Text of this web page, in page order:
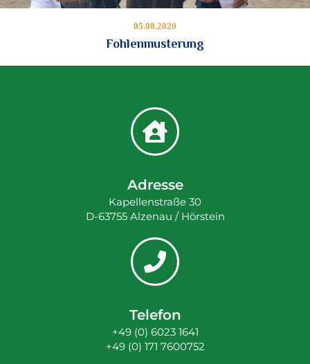
05.08.2020
Fohlenmusterung
Adresse
Kapellenstraße 30
D-63755 Alzenau / Hörstein
Telefon
+49 (0) 6023 1641
+49 (0) 171 7600752